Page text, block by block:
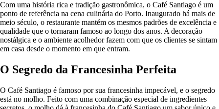
Com uma história rica e tradição gastronômica, o Café Santiago é um
ponto de referência na cena culinária do Porto. Inaugurado há mais de
meio século, o restaurante mantém os mesmos padrões de excelência e
qualidade que o tornaram famoso ao longo dos anos. A decoração
nostálgica e o ambiente acolhedor fazem com que os clientes se sintam
em casa desde o momento em que entram.
O Segredo da Francesinha Perfeita
O Café Santiago é famoso por sua francesinha impecável, e o segredo
está no molho. Feito com uma combinação especial de ingredientes